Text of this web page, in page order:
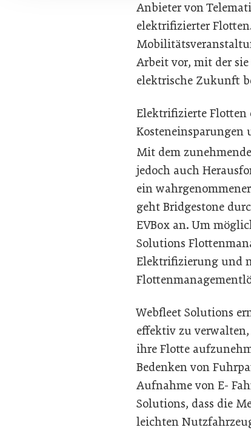
Anbieter von
elektrifizierter
Arbeit vor, mit der
elektrische Zukunft
Elektrifizierte Flotten
Kosteneinsparungen
Mit dem
jedoch auch
ein
geht Bridgestone
EVBox an. Um
Solutions
Elektrifizierung und
Webfleet Solutions
effektiv zu
ihre Flotte
Bedenken von
Aufnahme von E-
Solutions, dass die
leichten